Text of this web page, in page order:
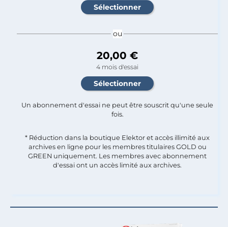
ou
20,00 €
4 mois d'essai
Un abonnement d'essai ne peut être souscrit qu'une seule
fois.​
* Réduction dans la boutique Elektor et accès illimité aux
archives en ligne pour les membres titulaires GOLD ou
GREEN uniquement. Les membres avec abonnement
d'essai ont un accès limité aux archives.